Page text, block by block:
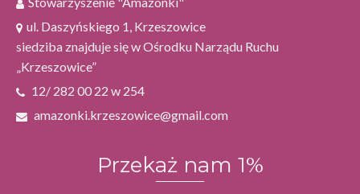
ul. Daszyńskiego 1, Krzeszowice
siedziba znajduje się w Ośrodku Narządu Ruchu
„Krzeszowice”
12/ 282 00 22 w 254
amazonki.krzeszowice@gmail.com
Przekaż nam 1%